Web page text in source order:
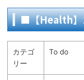
■【Health】
カテゴ
リー
To do